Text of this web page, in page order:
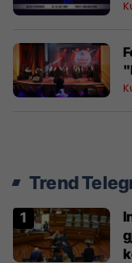
Trend